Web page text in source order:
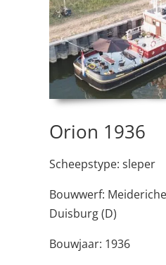
Orion 1936
Scheepstype: sleper
Bouwwerf:
Duisburg (D)
Bouwjaar: 1936